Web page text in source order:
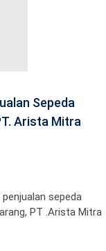
Sepeda
Arista Mitra
sepeda
PT .Arista Mitra